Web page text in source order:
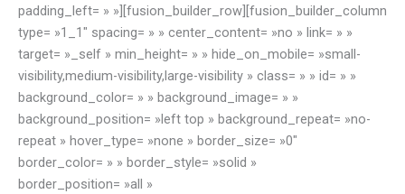
padding_left= » »][fusion_builder_row][fusion_builder_column
type= »1_1″ spacing= » » center_content= »no » link= » »
target= »_self » min_height= » » hide_on_mobile= »small-
visibility,medium-visibility,large-visibility » class= » » id= » »
background_color= » » background_image= » »
background_position= »left top » background_repeat= »no-
repeat » hover_type= »none » border_size= »0″
border_color= » » border_style= »solid »
border_position= »all »